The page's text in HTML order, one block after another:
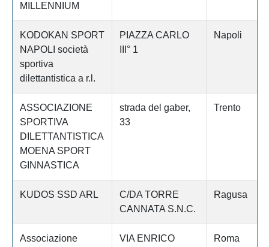
MILLENNIUM
KODOKAN SPORT
NAPOLI società
sportiva
dilettantistica a r.l.
PIAZZA CARLO
III° 1
Napoli
ASSOCIAZIONE
SPORTIVA
DILETTANTISTICA
MOENA SPORT
GINNASTICA
strada del gaber,
33
Trento
KUDOS SSD ARL
C/DA TORRE
CANNATA S.N.C.
Ragusa
Associazione
VIA ENRICO
Roma